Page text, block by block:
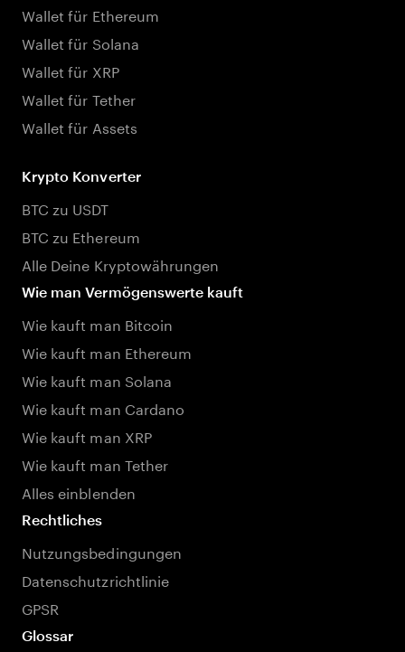
Wallet für Ethereum
Wallet für Solana
Wallet für XRP
Wallet für Tether
Wallet für Assets
Krypto Konverter
BTC zu USDT
BTC zu Ethereum
Alle Deine Kryptowährungen
Wie man Vermögenswerte kauft
Wie kauft man Bitcoin
Wie kauft man Ethereum
Wie kauft man Solana
Wie kauft man Cardano
Wie kauft man XRP
Wie kauft man Tether
Alles einblenden
Rechtliches
Nutzungsbedingungen
Datenschutzrichtlinie
GPSR
Glossar